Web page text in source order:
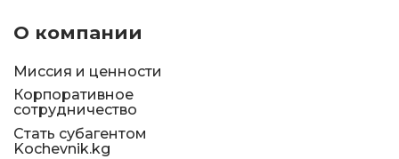
О компании
Миссия и ценности
Корпоративное
сотрудничество
Стать субагентом
Kochevnik.kg